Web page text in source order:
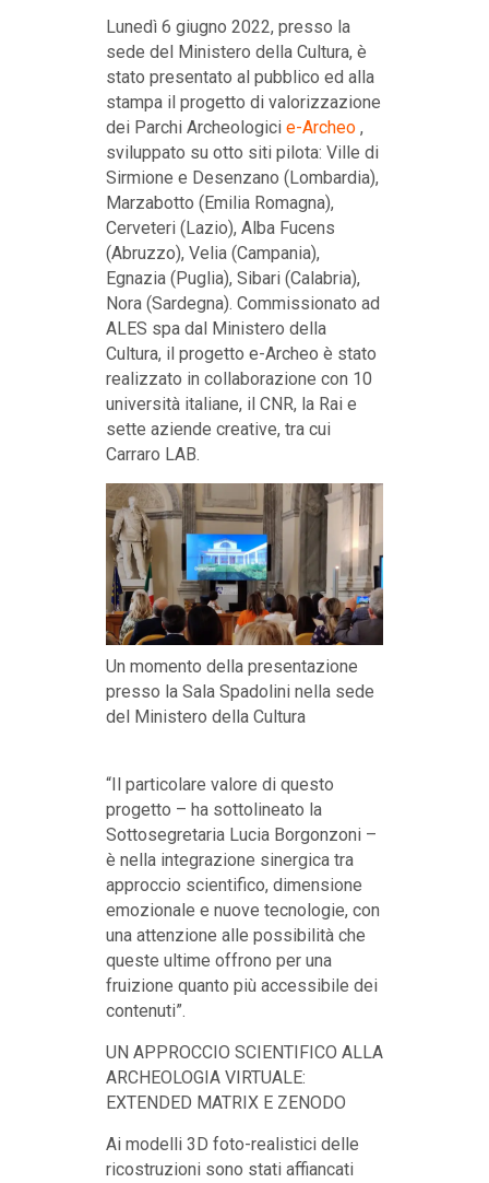
Lunedì 6 giugno 2022, presso la
sede del Ministero della Cultura, è
stato presentato al pubblico ed alla
stampa il progetto di valorizzazione
dei Parchi Archeologici e-Archeo,
sviluppato su otto siti pilota: Ville di
Sirmione e Desenzano (Lombardia),
Marzabotto (Emilia Romagna),
Cerveteri (Lazio), Alba Fucens
(Abruzzo), Velia (Campania),
Egnazia (Puglia), Sibari (Calabria),
Nora (Sardegna). Commissionato ad
ALES spa dal Ministero della
Cultura, il progetto e-Archeo è stato
realizzato in collaborazione con 10
università italiane, il CNR, la Rai e
sette aziende creative, tra cui
Carraro LAB.
Un momento della presentazione
presso la Sala Spadolini nella sede
del Ministero della Cultura
“Il particolare valore di questo
progetto – ha sottolineato la
Sottosegretaria Lucia Borgonzoni –
è nella integrazione sinergica tra
approccio scientifico, dimensione
emozionale e nuove tecnologie, con
una attenzione alle possibilità che
queste ultime offrono per una
fruizione quanto più accessibile dei
contenuti”.
UN APPROCCIO SCIENTIFICO ALLA
ARCHEOLOGIA VIRTUALE:
EXTENDED MATRIX E ZENODO
Ai modelli 3D foto-realistici delle
ricostruzioni sono stati affiancati